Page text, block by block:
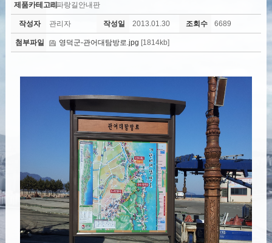
제품카테고리해파랑길안내판
작성자 관리자 작성일 2013.01.30 조회수 6689
첨부파일 영덕군-관어대탐방로.jpg [1814kb]